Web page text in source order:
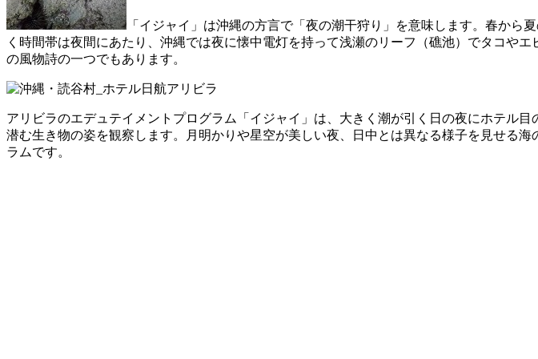
「イジャイ」は沖縄の方言で「夜の潮干狩り」を意味します。春から
く時間帯は夜間にあたり、沖縄では夜に懐中電灯を持って浅瀬のリーフ（礁池）でタコや
の風物詩の一つでもあります。
アリビラのエデュテイメントプログラム「イジャイ」は、大きく潮が引く日の夜にホテル
潜む生き物の姿を観察します。月明かりや星空が美しい夜、日中とは異なる様子を見せる
ラムです。